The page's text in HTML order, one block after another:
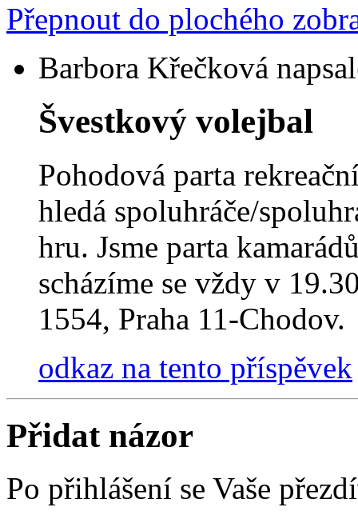
Přepnout do plochého
Barbora Křečková
Švestkový volejbal
Pohodová parta
hledá spoluhráče/
hru. Jsme parta
scházíme se vždy v
1554, Praha 11-Chodov.
odkaz na tento příspěvek
Přidat názor
Po přihlášení se Vaše